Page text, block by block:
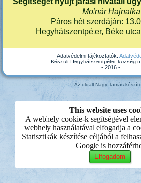
Segítséget nyújt járási hivatali
Molnár Hajnalka
Páros hét szerdáján:
Hegyhátszentpéter, Béke
Adatvédelmi tájékoztatók:
Készült Hegyhátszentpéter község
- 2016 -
Az oldalt Nagy Tamás
This website uses
A webhely cookie-k segítségével
webhely használatával elfogadja a
Statisztikák készítése céljából a
Google is
Elfogadom